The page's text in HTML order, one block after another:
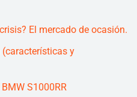
El mercado de ocasión.
(características y
S1000RR